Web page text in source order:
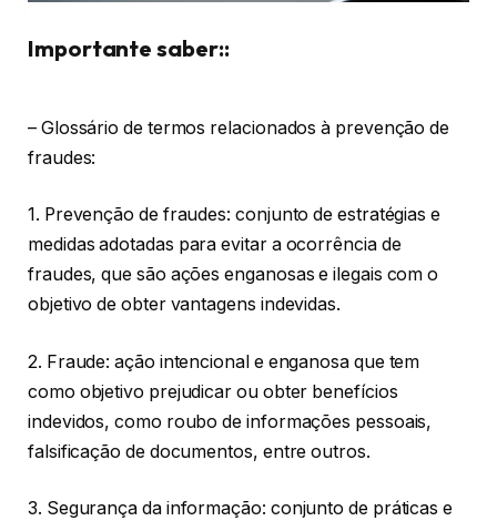
Importante saber::
– Glossário de termos relacionados à prevenção de
fraudes:
1. Prevenção de fraudes: conjunto de estratégias e
medidas adotadas para evitar a ocorrência de
fraudes, que são ações enganosas e ilegais com o
objetivo de obter vantagens indevidas.
2. Fraude: ação intencional e enganosa que tem
como objetivo prejudicar ou obter benefícios
indevidos, como roubo de informações pessoais,
falsificação de documentos, entre outros.
3. Segurança da informação: conjunto de práticas e